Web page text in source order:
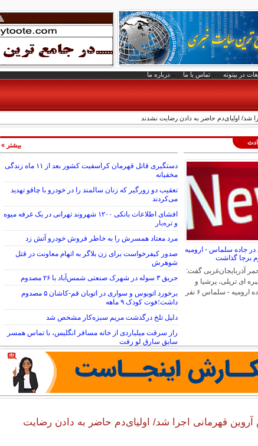
در بیتوته تماس با ما درباره ما
شد/ اولیای‌دم حاضر به دادن رضایت نشدند
در جاده سلماس - ارومیه
آذربایجان‌غربی گفت:
ای تریلی، پرشیا و
وانت پیکان در جاده ارومیه - سلماس ۶ نفر
دستگیری قاتل قهرمان کراسفیت کشور بعد از ۱۱ ماه زندگی
مخفیانه
تعقیب دو زورگیر که زنان سالمند را در خودرو با چاقو تهدید
می‌کردند
افشای اطلاعات بانکی ۱۲۰۰ شهروند تهرانی در یک غرفه میوه
و تره‌بار
مرد معتاد همسرش را به خاطر فروش خودرو آتش زد
صدور کیفرخواست برای زن بلاگر به اتهام معاونت در قتل
شوهرش
حریق ۳ سوله در شهرک صنعتی شمس‌آباد با ۲۶ مصدوم
برخورد اتوبوس و سواری در اتوبان قم-کاشان ۵ مصدوم
داشت؛فوت کودک ۹ ماهه
دلیل تلخ درگذشت مریم سبزه‌کار مشخص شد
راز سرقت میلیاردی از خانه مسافر انگلیس، با تماس همسر
سابق سارق لو رفت
قتل پسرخاله به تصور رابطه پنهانی با همسر
بیشتر »
قهرمانی اجرا شد/ اولیای‌دم حاضر به دادن رضایت